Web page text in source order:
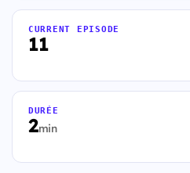
11
CURRENT EPISODE
2min
DURÉE